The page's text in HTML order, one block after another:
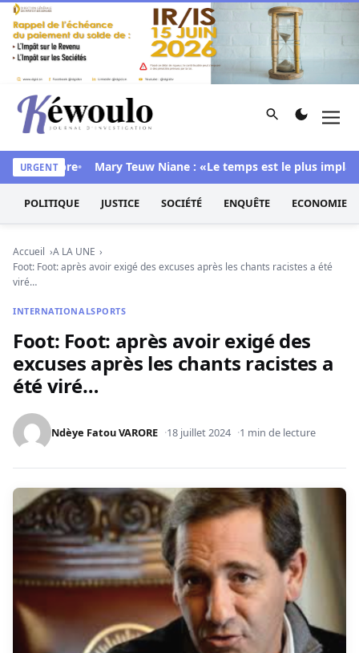
Aller au contenu
Kéwoulo, le premier site d'information et d'investigation
Rechercher
URGENT
chambre Mary Teuw Niane : «Le temps est le plus
POLITIQUE JUSTICE SOCIÉTÉ ENQUÊTE ECONOMIE
Accueil
A LA UNE
Foot: Foot: après avoir exigé des excuses après les chants racistes a été
viré…
INTERNATIONALSPORTS
Foot: Foot: après avoir exigé des
excuses après les chants racistes a
été viré…
Ndèye Fatou VARORE 18 juillet 2024 1 min de lecture